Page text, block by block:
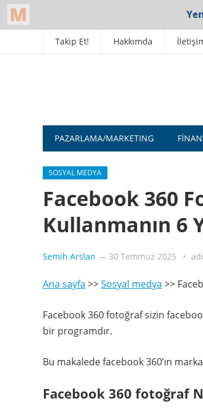
Takip Et! Hakkımda
PAZARLAMA/MARKETING
SOSYAL MEDYA
Facebook 360
Kullanmanın 6
Semih Arslan — 30 Temmuz 2025
Ana sayfa >>Sosyal medya >>
Facebook 360 fotoğraf sizin
bir programdır.
Bu makalede facebook 360’ın
Facebook 360 fotoğraf